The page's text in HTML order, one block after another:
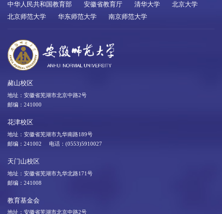
中华人民共和国教育部
安徽省教育厅 清华大学
北京大学
北京师范大学
华东师范大学 南京师范大学
赭山校区
地址：安徽省芜湖市北京中路2号
邮编：241000
花津校区
地址：安徽省芜湖市九华南路189号
邮编：241002 电话：(0553)5910027
天门山校区
地址：安徽省芜湖市九华北路171号
邮编：241008
教育基金会
地址：安徽省芜湖市北京中路2号